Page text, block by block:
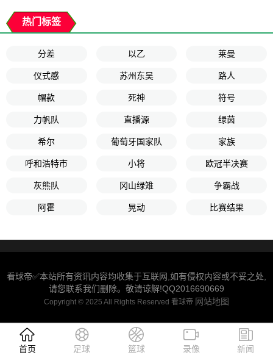
热门标签
分差 以乙 莱曼
仪式感 苏州东吴 路人
帽款 死神 符号
力帆队 直播源 绿茵
希尔 葡萄牙国家队 家族
呼和浩特市 小将 欧冠半决赛
灰熊队 冈山绿雉 争霸战
阿霍 晃动 比赛结果
看球帝✅本站所有资讯内容均收集于互联网,如有侵权内容或不妥之处,
请您联系我们删除。敬请谅解!QQ2016690669
Copyright © 2025 All Rights Reserved 看球帝 网站地图
首页 足球 篮球 录像 新闻